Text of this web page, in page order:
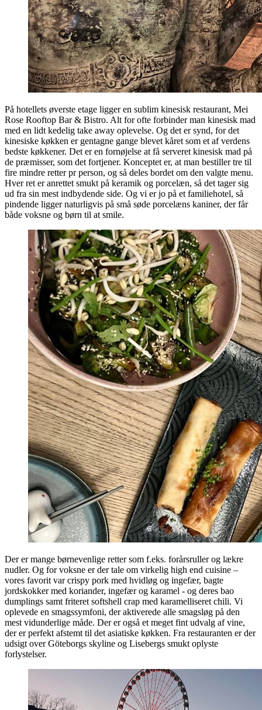
På hotellets øverste etage ligger en sublim kinesisk restaurant, Mei
Rose Rooftop Bar & Bistro. Alt for ofte forbinder man kinesisk mad
med en lidt kedelig take away oplevelse. Og det er synd, for det
kinesiske køkken er gentagne gange blevet kåret som et af verdens
bedste køkkener. Det er en fornøjelse at få serveret kinesisk mad på
de præmisser, som det fortjener. Konceptet er, at man bestiller tre til
fire mindre retter pr person, og så deles bordet om den valgte menu.
Hver ret er anrettet smukt på keramik og porcelæn, så det tager sig
ud fra sin mest indbydende side. Og vi er jo på et familiehotel, så
pindende ligger naturligvis på små søde porcelæns kaniner, der får
både voksne og børn til at smile.
Der er mange børnevenlige retter som f.eks. forårsruller og lækre
nudler. Og for voksne er der tale om virkelig high end cuisine –
vores favorit var crispy pork med hvidløg og ingefær, bagte
jordskokker med koriander, ingefær og karamel - og deres bao
dumplings samt friteret softshell crap med karamelliseret chili. Vi
oplevede en smagssymfoni, der aktiverede alle smagsløg på den
mest vidunderlige måde. Der er også et meget fint udvalg af vine,
der er perfekt afstemt til det asiatiske køkken. Fra restauranten er der
udsigt over Göteborgs skyline og Lisebergs smukt oplyste
forlystelser.